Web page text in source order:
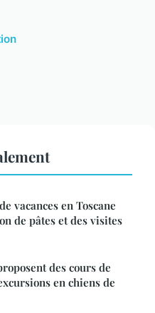
vacances en Toscane
de pâtes et des visites
des cours de
en chiens de